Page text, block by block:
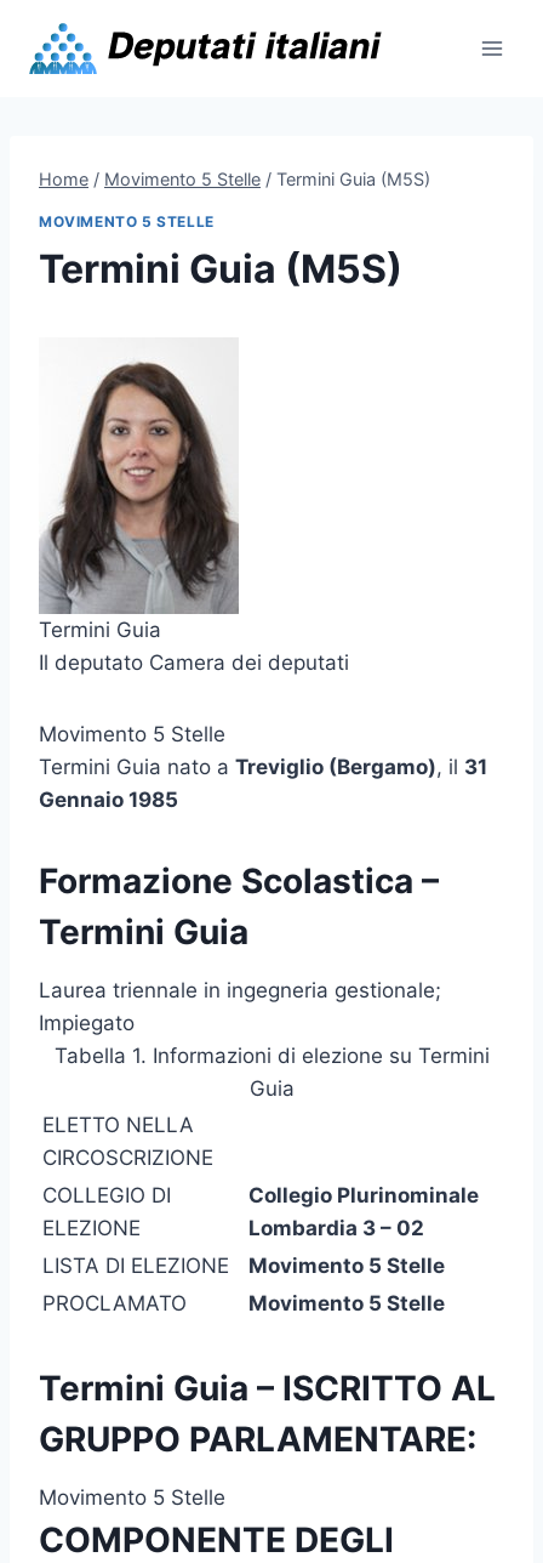
content
Home / Movimento 5 Stelle / Termini Guia (M5S)
MOVIMENTO 5 STELLE
Termini Guia (M5S)
Termini Guia
Il deputato Camera dei deputati
Movimento 5 Stelle
Termini Guia nato a Treviglio (Bergamo), il 31
Gennaio 1985
Formazione Scolastica –
Termini Guia
Laurea triennale in ingegneria gestionale;
Impiegato
Tabella 1. Informazioni di elezione su Termini
Guia
ELETTO NELLA
CIRCOSCRIZIONE
COLLEGIO DI
ELEZIONE
Collegio Plurinominale
Lombardia 3 – 02
LISTA DI ELEZIONE
Movimento 5 Stelle
PROCLAMATO
Movimento 5 Stelle
Termini Guia – ISCRITTO AL
GRUPPO PARLAMENTARE:
Movimento 5 Stelle
COMPONENTE DEGLI